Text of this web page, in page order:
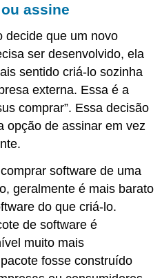
assine
decide que um novo
ser desenvolvido, ela
sentido criá-lo sozinha
externa. Essa é a
comprar”. Essa decisão
opção de assinar em vez
software de uma
geralmente é mais barato
do que criá-lo.
de software é
muito mais
fosse construído